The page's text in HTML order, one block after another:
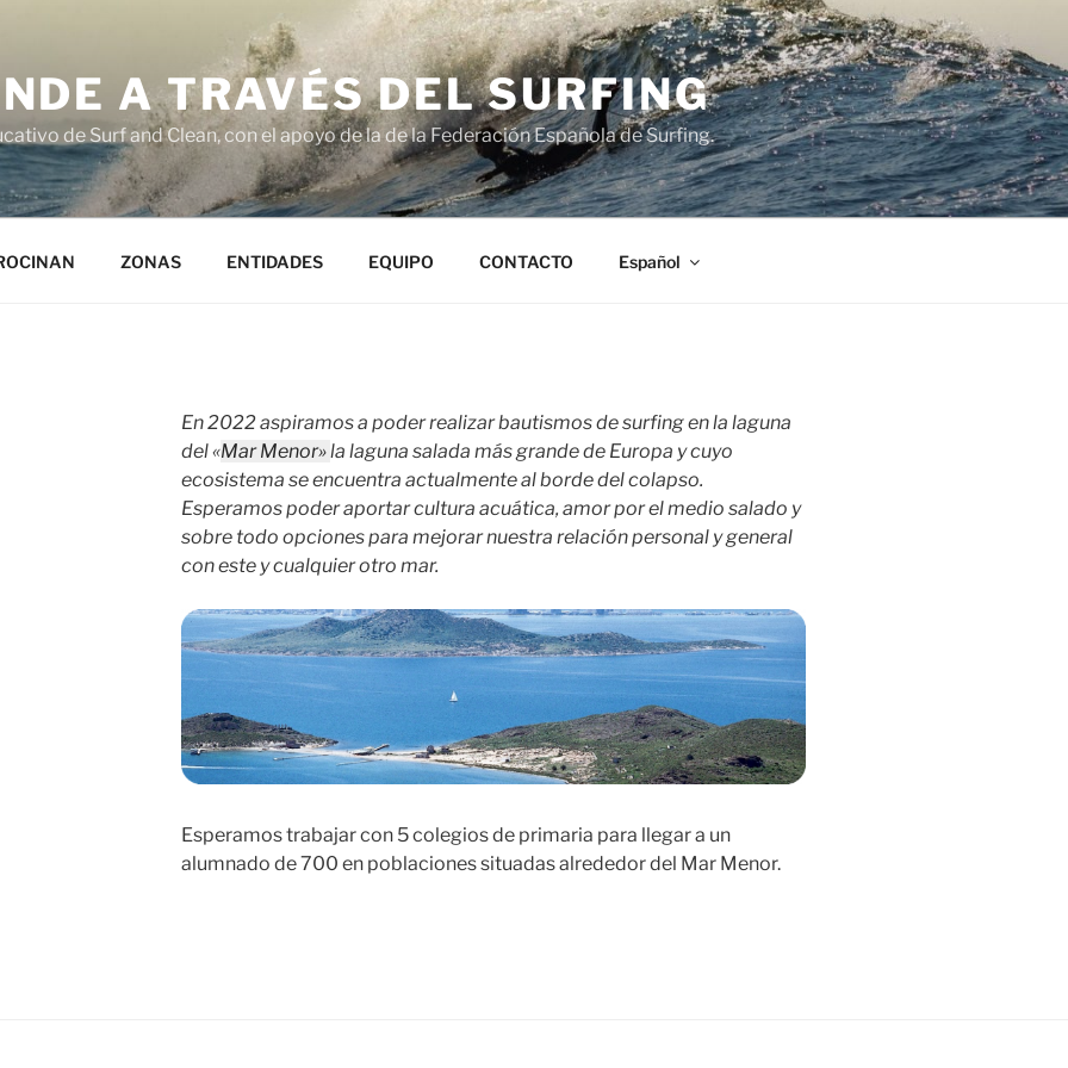
A TRAVÉS DEL SURFING
de Surf and Clean, con el apoyo de la de la Federación Española de Surfing.
ZONAS ENTIDADES EQUIPO CONTACTO Español
En 2022 aspiramos a poder realizar bautismos de surfing en la laguna
del «Mar Menor»la laguna salada más grande de Europa y cuyo
ecosistema se encuentra actualmente al borde del colapso.
Esperamos poder aportar cultura acuática, amor por el medio salado y
sobre todo opciones para mejorar nuestra relación personal y general
con este y cualquier otro mar.
Esperamos trabajar con 5 colegios de primaria para llegar a un
alumnado de 700 en poblaciones situadas alrededor del Mar Menor.